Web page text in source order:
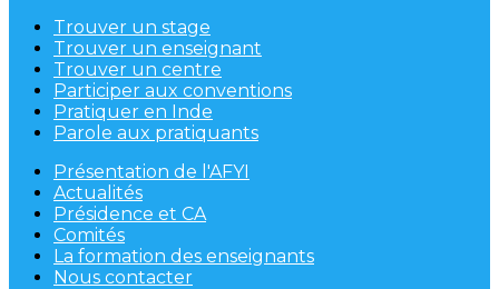
Trouver un stage
Trouver un enseignant
Trouver un centre
Participer aux conventions
Pratiquer en Inde
Parole aux pratiquants
Présentation de l'AFYI
Actualités
Présidence et CA
Comités
La formation des enseignants
Nous contacter